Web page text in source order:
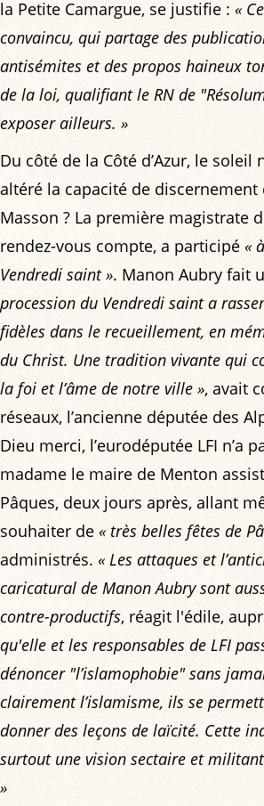
la Petite Camargue, se justifie : «
convaincu, qui partage des
antisémites et des propos haineux
de la loi, qualifiant le RN de
exposer ailleurs. »
Du côté de la Côté d’Azur, le soleil
altéré la capacité de discernement
Masson ? La première magistrate
rendez-vous compte, a participé «
Vendredi saint ». Manon Aubry fait
procession du Vendredi saint a
fidèles dans le recueillement, en
du Christ. Une tradition vivante qui
la foi et l’âme de notre ville », avait
réseaux, l’ancienne députée des
Dieu merci, l’eurodéputée LFI n’a
madame le maire de Menton
Pâques, deux jours après, allant
souhaiter de « très belles fêtes de
administrés. « Les attaques et
caricatural de Manon Aubry sont
contre-productifs, réagit l'édile,
qu'elle et les responsables de LFI
dénoncer "l’islamophobie" sans
clairement l’islamisme, ils se
donner des leçons de laïcité. Cette
surtout une vision sectaire et
»